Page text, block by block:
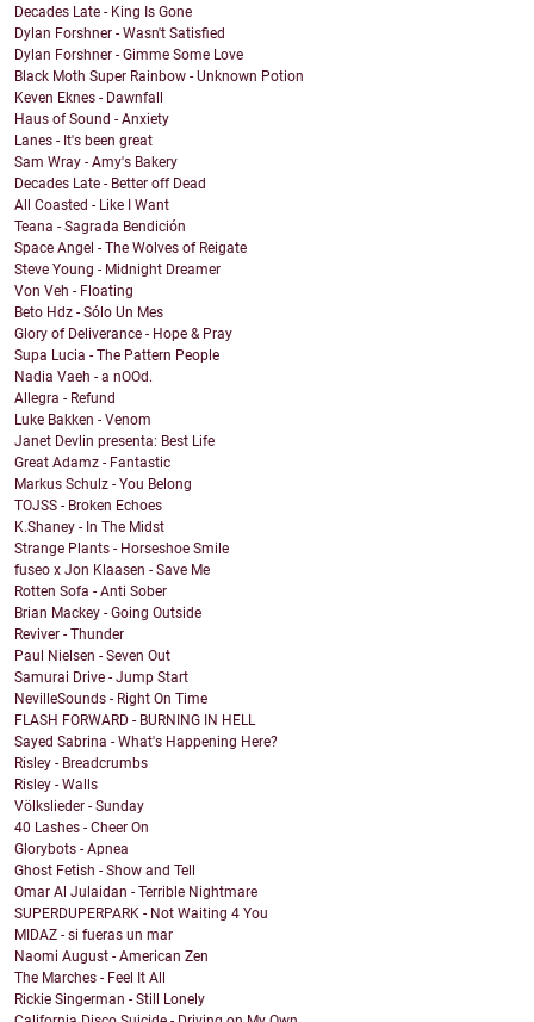
Decades Late - King Is Gone
Dylan Forshner - Wasn't Satisfied
Dylan Forshner - Gimme Some Love
Black Moth Super Rainbow - Unknown Potion
Keven Eknes - Dawnfall
Haus of Sound - Anxiety
Lanes - It's been great
Sam Wray - Amy's Bakery
Decades Late - Better off Dead
All Coasted - Like I Want
Teana - Sagrada Bendición
Space Angel - The Wolves of Reigate
Steve Young - Midnight Dreamer
Von Veh - Floating
Beto Hdz - Sólo Un Mes
Glory of Deliverance - Hope & Pray
Supa Lucia - The Pattern People
Nadia Vaeh - a nOOd.
Allegra - Refund
Luke Bakken - Venom
Janet Devlin presenta: Best Life
Great Adamz - Fantastic
Markus Schulz - You Belong
TOJSS - Broken Echoes
K.Shaney - In The Midst
Strange Plants - Horseshoe Smile
fuseo x Jon Klaasen - Save Me
Rotten Sofa - Anti Sober
Brian Mackey - Going Outside
Reviver - Thunder
Paul Nielsen - Seven Out
Samurai Drive - Jump Start
NevilleSounds - Right On Time
FLASH FORWARD - BURNING IN HELL
Sayed Sabrina - What's Happening Here?
Risley - Breadcrumbs
Risley - Walls
Völkslieder - Sunday
40 Lashes - Cheer On
Glorybots - Apnea
Ghost Fetish - Show and Tell
Omar Al Julaidan - Terrible Nightmare
SUPERDUPERPARK - Not Waiting 4 You
MIDAZ - si fueras un mar
Naomi August - American Zen
The Marches - Feel It All
Rickie Singerman - Still Lonely